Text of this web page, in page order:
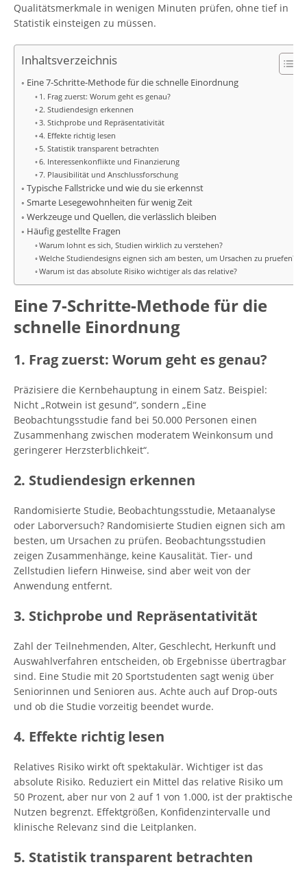
Qualitätsmerkmale in wenigen Minuten prüfen, ohne tief in
Statistik einsteigen zu müssen.
Inhaltsverzeichnis
Eine 7-Schritte-Methode für die schnelle Einordnung
1. Frag zuerst: Worum geht es genau?
2. Studiendesign erkennen
3. Stichprobe und Repräsentativität
4. Effekte richtig lesen
5. Statistik transparent betrachten
6. Interessenkonflikte und Finanzierung
7. Plausibilität und Anschlussforschung
Typische Fallstricke und wie du sie erkennst
Smarte Lesegewohnheiten für wenig Zeit
Werkzeuge und Quellen, die verlässlich bleiben
Häufig gestellte Fragen
Warum lohnt es sich, Studien wirklich zu verstehen?
Welche Studiendesigns eignen sich am besten, um Ursachen zu pruefen?
Warum ist das absolute Risiko wichtiger als das relative?
Eine 7-Schritte-Methode für die
schnelle Einordnung
1. Frag zuerst: Worum geht es genau?
Präzisiere die Kernbehauptung in einem Satz. Beispiel:
Nicht „Rotwein ist gesund“, sondern „Eine
Beobachtungsstudie fand bei 50.000 Personen einen
Zusammenhang zwischen moderatem Weinkonsum und
geringerer Herzsterblichkeit“.
2. Studiendesign erkennen
Randomisierte Studie, Beobachtungsstudie, Metaanalyse
oder Laborversuch? Randomisierte Studien eignen sich am
besten, um Ursachen zu prüfen. Beobachtungsstudien
zeigen Zusammenhänge, keine Kausalität. Tier- und
Zellstudien liefern Hinweise, sind aber weit von der
Anwendung entfernt.
3. Stichprobe und Repräsentativität
Zahl der Teilnehmenden, Alter, Geschlecht, Herkunft und
Auswahlverfahren entscheiden, ob Ergebnisse übertragbar
sind. Eine Studie mit 20 Sportstudenten sagt wenig über
Seniorinnen und Senioren aus. Achte auch auf Drop-outs
und ob die Studie vorzeitig beendet wurde.
4. Effekte richtig lesen
Relatives Risiko wirkt oft spektakulär. Wichtiger ist das
absolute Risiko. Reduziert ein Mittel das relative Risiko um
50 Prozent, aber nur von 2 auf 1 von 1.000, ist der praktische
Nutzen begrenzt. Effektgrößen, Konfidenzintervalle und
klinische Relevanz sind die Leitplanken.
5. Statistik transparent betrachten